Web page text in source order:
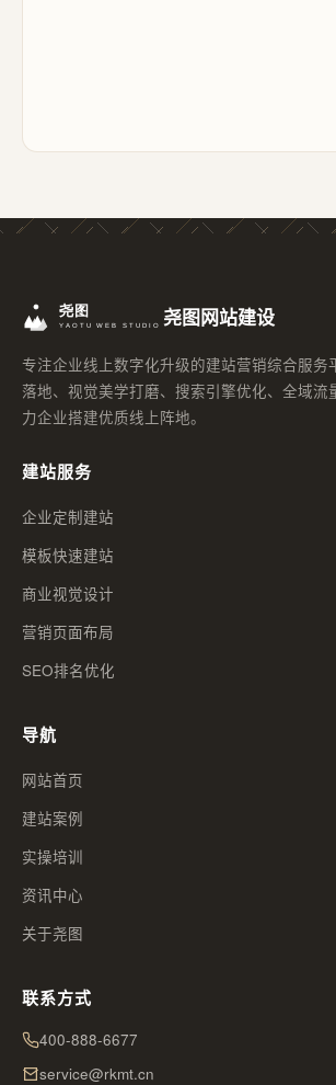
尧图网站建设
专注企业线上数字化升级的建站营销综合服务
落地、视觉美学打磨、搜索引擎优化、全域流
力企业搭建优质线上阵地。
建站服务
企业定制建站
模板快速建站
商业视觉设计
营销页面布局
SEO排名优化
导航
网站首页
建站案例
实操培训
资讯中心
关于尧图
联系方式
400-888-6677
service@rkmt.cn